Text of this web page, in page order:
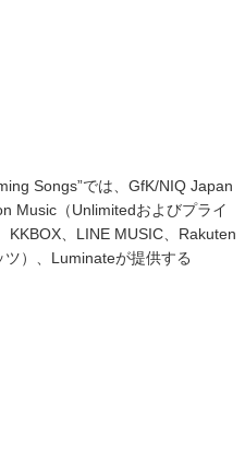
Songs”では、GfK/NIQ Japan
Music（Unlimitedおよびプライ
KKBOX、LINE MUSIC、Rakuten
）、Luminateが提供する